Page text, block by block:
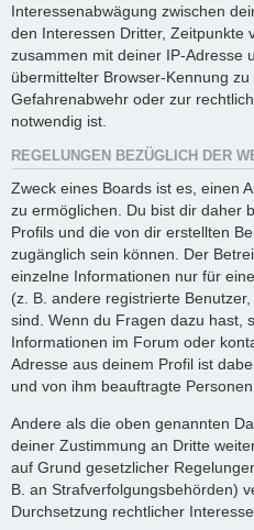
Interessenabwägung zwischen
den Interessen Dritter, Zeitpunkte
zusammen mit deiner IP-Adresse
übermittelter Browser-Kennung
Gefahrenabwehr oder zur
notwendig ist.
REGELUNGEN BEZÜGLICH DER
Zweck eines Boards ist es, einen
zu ermöglichen. Du bist dir daher
Profils und die von dir erstellten
zugänglich sein können. Der
einzelne Informationen nur für
(z. B. andere registrierte
sind. Wenn du Fragen dazu hast,
Informationen im Forum oder
Adresse aus deinem Profil ist
und von ihm beauftragte
Andere als die oben genannten
deiner Zustimmung an Dritte
auf Grund gesetzlicher
B. an Strafverfolgungsbehörden)
Durchsetzung rechtlicher